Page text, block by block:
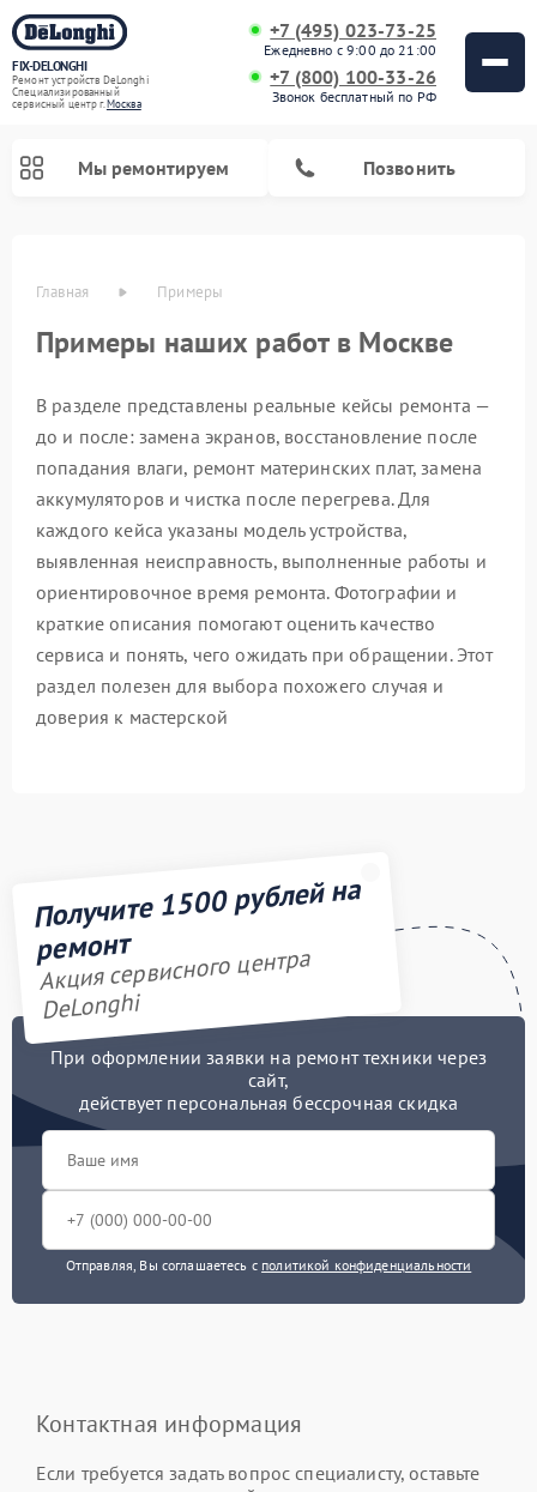
FIX-DELONGHI
Ремонт устройств DeLonghi
Специализированный
cервисный центр г.Москва
+7 (495) 023-73-25
Ежедневно с 9:00 до 21:00
+7 (800) 100-33-26
Звонок бесплатный по РФ
Мы ремонтируем Позвонить
Главная Примеры
Примеры наших работ в Москве
В разделе представлены реальные кейсы ремонта —
до и после: замена экранов, восстановление после
попадания влаги, ремонт материнских плат, замена
аккумуляторов и чистка после перегрева. Для
каждого кейса указаны модель устройства,
выявленная неисправность, выполненные работы и
ориентировочное время ремонта. Фотографии и
краткие описания помогают оценить качество
сервиса и понять, чего ожидать при обращении. Этот
раздел полезен для выбора похожего случая и
доверия к мастерской
Получите 1500 рублей на
ремонт
Акция сервисного центра
DeLonghi
При оформлении заявки на ремонт техники через
сайт,
действует персональная бессрочная скидка
Отправляя, Вы соглашаетесь с политикой конфиденциальности
Контактная информация
Если требуется задать вопрос специалисту, оставьте